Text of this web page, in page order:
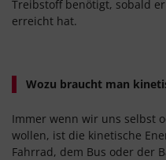
Treibstoff benötigt, sobald
erreicht hat.
Wozu braucht man
Immer wenn wir uns selbst
wollen, ist die kinetische
Fahrrad, dem Bus oder der